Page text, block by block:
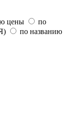
цены
по
по названию